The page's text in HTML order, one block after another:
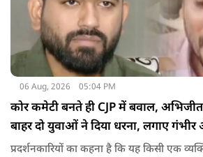
06 Aug, 2026 05:04 PM
कोर कमेटी बनते ही CJP में बवाल,
बाहर दो युवाओं ने दिया धरना, लगाए गंभीर
प्रदर्शनकारियों का कहना है कि यह किसी एक